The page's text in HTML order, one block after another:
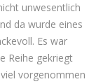
unwesentlich
da wurde eines
Es war
Reihe gekriegt
vorgenommen